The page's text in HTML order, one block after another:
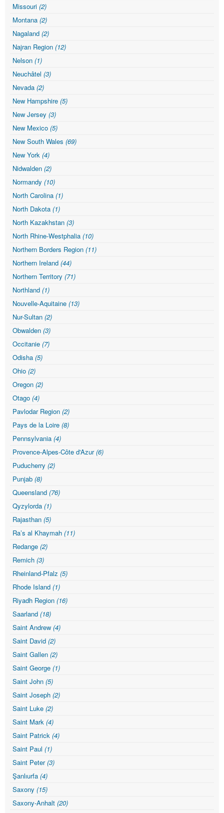
Missouri (2)
Montana (2)
Nagaland (2)
Najran Region (12)
Nelson (1)
Neuchâtel (3)
Nevada (2)
New Hampshire (5)
New Jersey (3)
New Mexico (5)
New South Wales (69)
New York (4)
Nidwalden (2)
Normandy (10)
North Carolina (1)
North Dakota (1)
North Kazakhstan (3)
North Rhine-Westphalia (10)
Northern Borders Region (11)
Northern Ireland (44)
Northern Territory (71)
Northland (1)
Nouvelle-Aquitaine (13)
Nur-Sultan (2)
Obwalden (3)
Occitanie (7)
Odisha (5)
Ohio (2)
Oregon (2)
Otago (4)
Pavlodar Region (2)
Pays de la Loire (8)
Pennsylvania (4)
Provence-Alpes-Côte d'Azur(6)
Puducherry (2)
Punjab (8)
Queensland (76)
Qyzylorda (1)
Rajasthan (5)
Raʼs al Khaymah (11)
Redange (2)
Remich (3)
Rheinland-Pfalz (5)
Rhode Island (1)
Riyadh Region (16)
Saarland (18)
Saint Andrew (4)
Saint David (2)
Saint Gallen (2)
Saint George (1)
Saint John (5)
Saint Joseph (2)
Saint Luke (2)
Saint Mark (4)
Saint Patrick (4)
Saint Paul (1)
Saint Peter(3)
Şanlıurfa (4)
Saxony (15)
Saxony-Anhalt (20)